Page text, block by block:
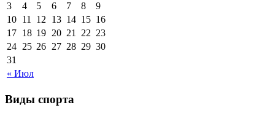
« Июл
3
4 5 6 7 8
9
10 11 12 13 14 15 16
17 18 19 20 21 22 23
24 25 26 27 28 29 30
31
Виды спорта